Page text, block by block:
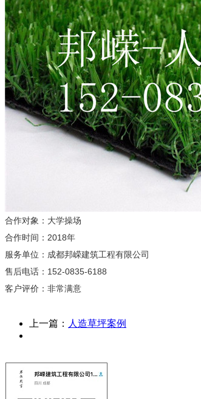
合作对象：大学操场
合作时间：2018年
服务单位：成都邦嵘建筑工程有限公司
售后电话：152-0835-6188
客户评价：非常满意
上一篇： 人造草坪案例